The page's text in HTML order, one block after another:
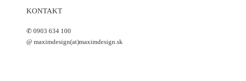
KONTAKT
✆ 0903 634 100
@ maximdesign(at)maximdesign.sk